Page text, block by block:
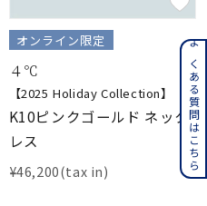
オンライン限定
４℃
【2025 Holiday Collection】
K10ピンクゴールド ネック
レス
¥46,200(tax in) よくある質問はこちら